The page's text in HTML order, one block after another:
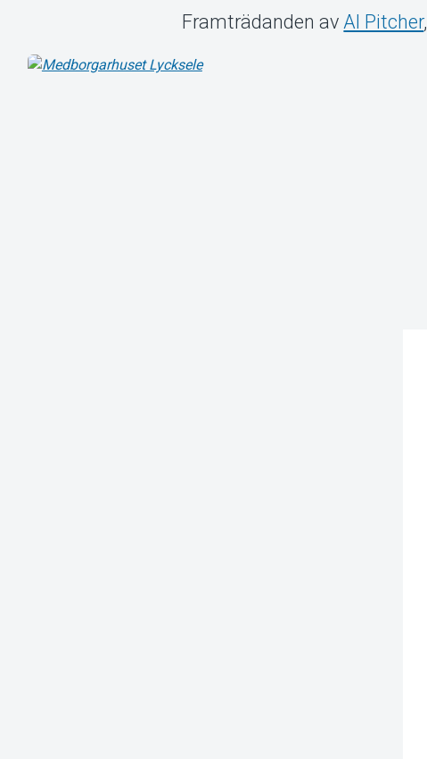
Framträdanden av Al Pitcher,